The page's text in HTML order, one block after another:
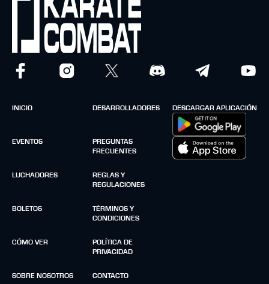
INICIO
EVENTOS
LUCHADORES
BOLETOS
CÓMO VER
SOBRE NOSOTROS
DESARROLLADORES
PREGUNTAS
FRECUENTES
REGLAS Y
REGULACIONES
TÉRMINOS Y
CONDICIONES
POLÍTICA DE
PRIVACIDAD
CONTACTO
DESCARGAR APLICACIÓN